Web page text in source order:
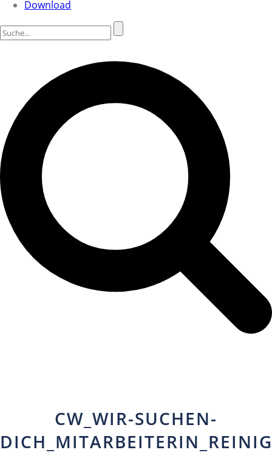
Download
CW_WIR-SUCHEN-